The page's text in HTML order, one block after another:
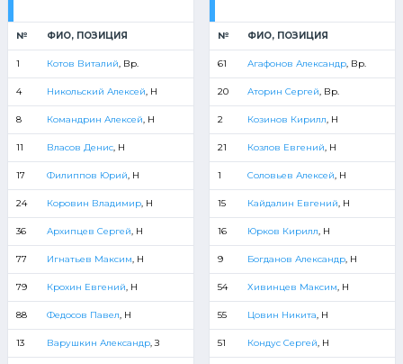
№ ФИО, ПОЗИЦИЯ
1 Котов Виталий, Вр.
4 Никольский Алексей, Н
8 Командрин Алексей, Н
11 Власов Денис, Н
17 Филиппов Юрий, Н
24 Коровин Владимир, Н
36 Архипцев Сергей, Н
77 Игнатьев Максим, Н
79 Крохин Евгений, Н
88 Федосов Павел, Н
13 Варушкин Александр, З
№ ФИО, ПОЗИЦИЯ
61 Агафонов Александр, Вр.
20 Аторин Сергей, Вр.
2 Козинов Кирилл, Н
21 Козлов Евгений, Н
1 Соловьев Алексей, Н
15 Кайдалин Евгений, Н
16 Юрков Кирилл, Н
9 Богданов Александр, Н
54 Хивинцев Максим, Н
55 Цовин Никита, Н
51 Кондус Сергей, Н